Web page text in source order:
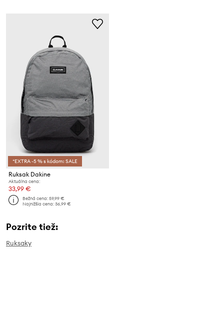
*EXTRA -5 % s kódom: SALE
Ruksak Dakine
Aktuálna cena:
33,99 €
Bežná cena:59,99 €
Najnižšia cena:36,99 €
Pozrite tiež:
Ruksaky